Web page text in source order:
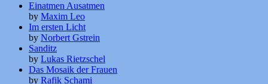
Einatmen Ausatmen
by Maxim Leo
Im ersten Licht
by Norbert Gstrein
Sanditz
by Lukas Rietzschel
Das Mosaik der Frauen
by Rafik Schami